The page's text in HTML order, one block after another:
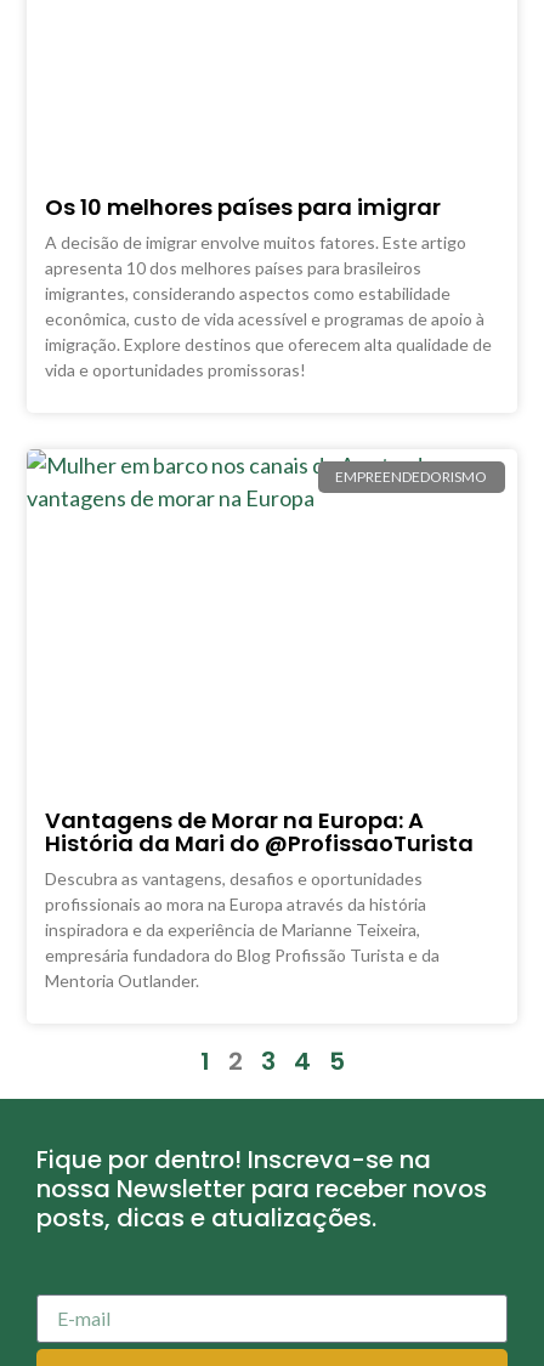
Os 10 melhores países para imigrar
A decisão de imigrar envolve muitos fatores. Este artigo
apresenta 10 dos melhores países para brasileiros
imigrantes, considerando aspectos como estabilidade
econômica, custo de vida acessível e programas de apoio à
imigração. Explore destinos que oferecem alta qualidade de
vida e oportunidades promissoras!
EMPREENDEDORISMO
Vantagens de Morar na Europa: A
História da Mari do @ProfissaoTurista
Descubra as vantagens, desafios e oportunidades
profissionais ao mora na Europa através da história
inspiradora e da experiência de Marianne Teixeira,
empresária fundadora do Blog Profissão Turista e da
Mentoria Outlander.
1 2 3 4 5
Fique por dentro! Inscreva-se na
nossa Newsletter para receber novos
posts, dicas e atualizações.